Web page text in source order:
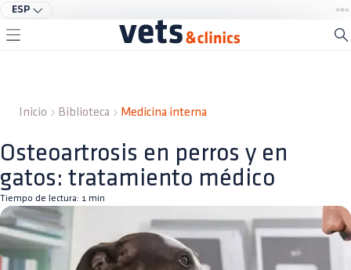
ESP
Inicio Biblioteca Medicina interna
Osteoartrosis en perros y en
gatos: tratamiento médico
Tiempo de lectura: 1 min